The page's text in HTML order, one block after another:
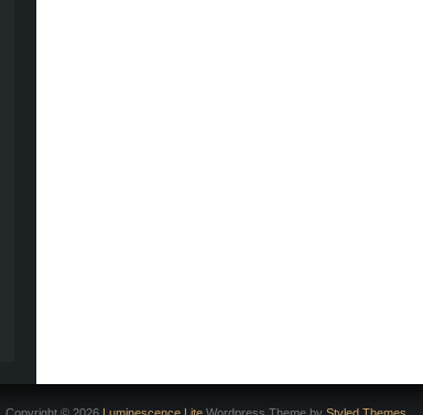
Copyright © 2026 Luminescence Lite Wordpress Theme by Styled Themes